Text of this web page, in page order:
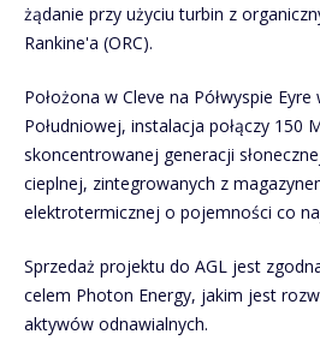
żądanie przy użyciu turbin z
Rankine'a (ORC).
Położona w Cleve na Półwyspie Eyre
Południowej, instalacja połączy 150
skoncentrowanej generacji
cieplnej, zintegrowanych z
elektrotermicznej o pojemności co
Sprzedaż projektu do AGL jest
celem Photon Energy, jakim jest
aktywów odnawialnych.